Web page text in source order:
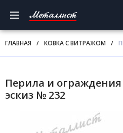
Металлист
ГЛАВНАЯ / КОВКА С ВИТРАЖОМ /
Перила и
эскиз № 232